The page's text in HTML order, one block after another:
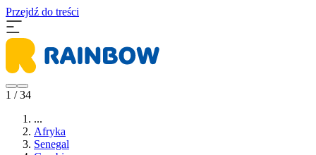
Przejdź do treści
1 / 34
...
Afryka
Senegal